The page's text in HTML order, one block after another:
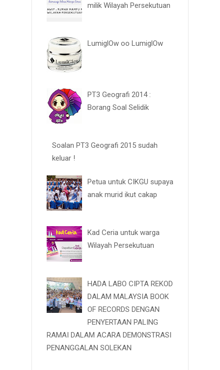
milik Wilayah Persekutuan
LumiglOw oo LumiglOw
PT3 Geografi 2014 :
Borang Soal Selidik
Soalan PT3 Geografi 2015 sudah
keluar !
Petua untuk CIKGU supaya
anak murid ikut cakap
Kad Ceria untuk warga
Wilayah Persekutuan
HADA LABO CIPTA REKOD
DALAM MALAYSIA BOOK
OF RECORDS DENGAN
PENYERTAAN PALING
RAMAI DALAM ACARA DEMONSTRASI
PENANGGALAN SOLEKAN